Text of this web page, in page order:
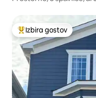
Najbolj priljubljena
Izbira gostov